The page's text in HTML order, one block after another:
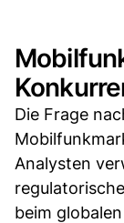
Die Frage
Analysten
beim